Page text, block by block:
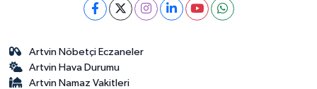
Artvin Nöbetçi Eczaneler
Artvin Hava Durumu
Artvin Namaz Vakitleri